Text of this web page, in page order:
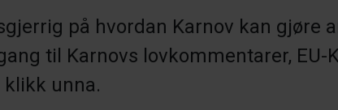
på hvordan Karnov kan gjøre
til Karnovs lovkommentarer, EU-
klikk unna.